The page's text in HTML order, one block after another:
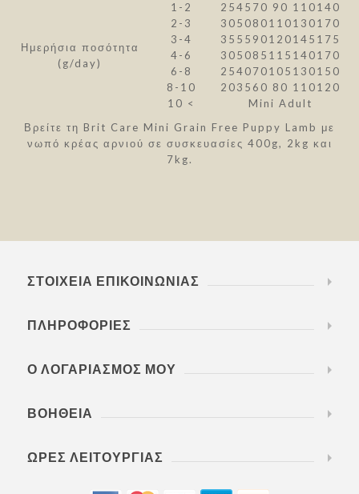
Ημερήσια ποσότητα
(g/day)
1-2 2545 70 90 110140
2-3
305080110130170
3-4
35 55 90120145 175
4-6
305085 115 140170
6-8
254070105 130150
8-10
2035 60 80 110120
10 <
Mini Adult
Βρείτε τη Brit Care Mini Grain Free Puppy Lamb με
νωπό κρέας αρνιού σε συσκευασίες 400g, 2kg και
7kg.
ΣΤΟΙΧΕΊΑ ΕΠΙΚΟΙΝΩΝΊΑΣ
ΠΛΗΡΟΦΟΡΊΕΣ
Ο ΛΟΓΑΡΙΑΣΜΌΣ ΜΟΥ
ΒΟΉΘΕΙΑ
ΏΡΕΣ ΛΕΙΤΟΥΡΓΊΑΣ